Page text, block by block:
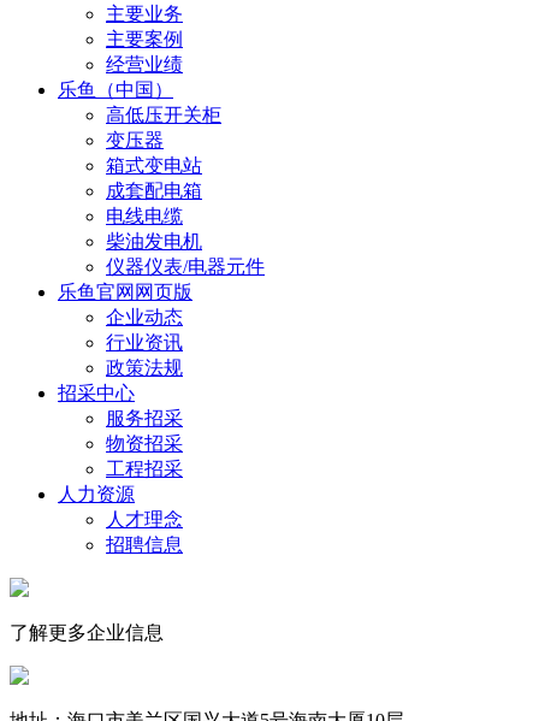
主要业务
主要案例
经营业绩
乐鱼（中国）
高低压开关柜
变压器
箱式变电站
成套配电箱
电线电缆
柴油发电机
仪器仪表/电器元件
乐鱼官网网页版
企业动态
行业资讯
政策法规
招采中心
服务招采
物资招采
工程招采
人力资源
人才理念
招聘信息
了解更多企业信息